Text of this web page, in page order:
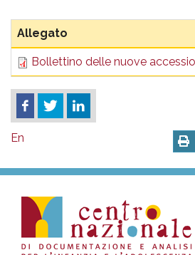
Allegato
Bollettino delle nuove
En